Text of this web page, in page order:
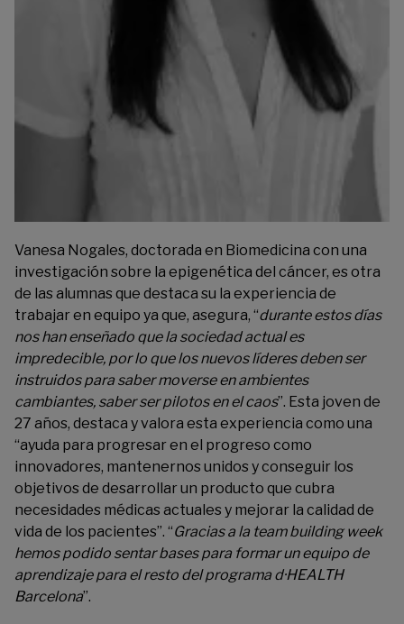
Vanesa Nogales, doctorada en Biomedicina con una
investigación sobre la epigenética del cáncer, es otra
de las alumnas que destaca su la experiencia de
trabajar en equipo ya que, asegura, “durante estos días
nos han enseñado que la sociedad actual es
impredecible, por lo que los nuevos líderes deben ser
instruidos para saber moverse en ambientes
cambiantes, saber ser pilotos en el caos”. Esta joven de
27 años, destaca y valora esta experiencia como una
“ayuda para progresar en el progreso como
innovadores, mantenernos unidos y conseguir los
objetivos de desarrollar un producto que cubra
necesidades médicas actuales y mejorar la calidad de
vida de los pacientes”. “Gracias a la team building week
hemos podido sentar bases para formar un equipo de
aprendizaje para el resto del programa d·HEALTH
Barcelona”.